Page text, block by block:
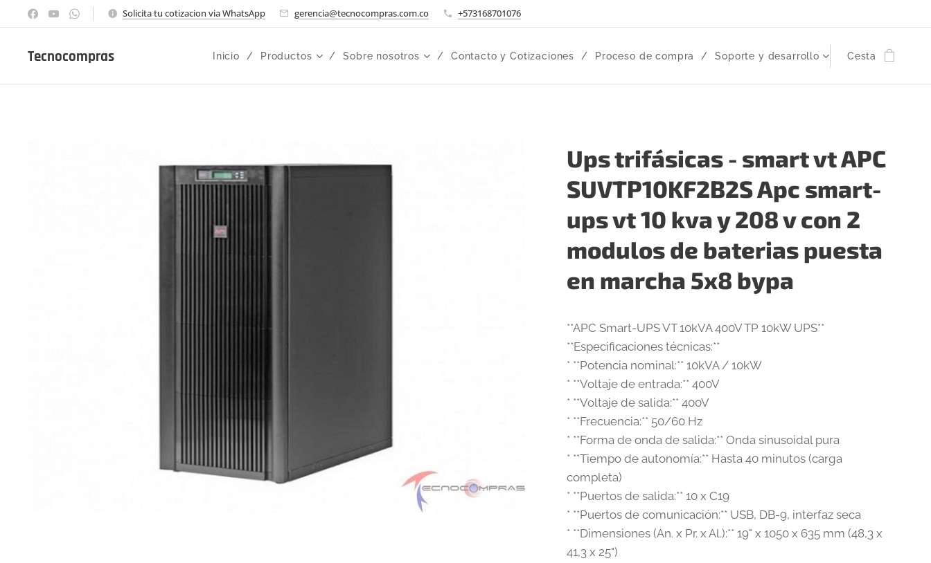
Solicita tu cotizacion via WhatsApp gerencia@tecnocompras.com.co +573168701076
Tecnocompras Inicio Productos Sobre nosotros Contacto y Cotizaciones Proceso de compra Soporte y desarrollo Cesta
Ups trifásicas - smart vt APC
SUVTP10KF2B2S Apc smart-
ups vt 10 kva y 208 v con 2
modulos de baterias puesta
en marcha 5x8 bypa
**APC Smart-UPS VT 10kVA 400V TP 10kW UPS**
**Especificaciones técnicas:**
* **Potencia nominal:** 10kVA / 10kW
* **Voltaje de entrada:** 400V
* **Voltaje de salida:** 400V
* **Frecuencia:** 50/60 Hz
* **Forma de onda de salida:** Onda sinusoidal pura
* **Tiempo de autonomía:** Hasta 40 minutos (carga
completa)
* **Puertos de salida:** 10 x C19
* **Puertos de comunicación:** USB, DB-9, interfaz seca
* **Dimensiones (An. x Pr. x Al.):** 19" x 1050 x 635 mm (48,3 x
41,3 x 25")